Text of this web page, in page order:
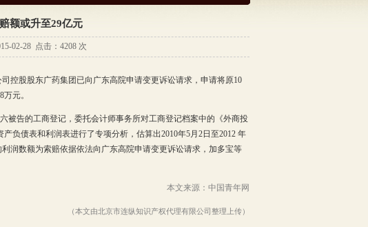
额或升至29亿元
02-28 点击：4208 次
股股东广药集团已向广东高院申请变更诉讼请求，申请将原10
元。
告的工商登记，委托会计师事务所对工商登记档案中的《外商投
负债表和利润表进行了专项分析，估算出2010年5月2日至2012 年
润数额为索赔依据依法向广东高院申请变更诉讼请求，加多宝等
本文来源：中国青年网
（本文由北京市连纵知识产权代理有限公司整理上传）